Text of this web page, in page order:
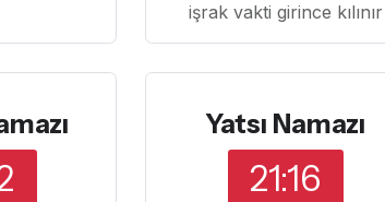
işrak vakti girince kılınır
Yatsı Namazı
21:16